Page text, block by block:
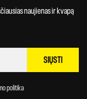
naujienas ir kvapą
SIŲSTI
politika